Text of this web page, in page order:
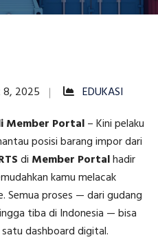
2025
EDUKASI
Member Portal–Kini pelaku
posisi barang impor dari
di Member Portalhadir
kamu melacak
Semua proses — dari gudang
tiba di Indonesia — bisa
dashboard digital.